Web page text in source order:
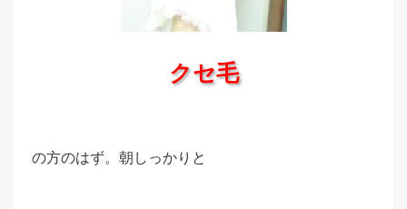
クセ毛
の方のはず。朝しっかりと